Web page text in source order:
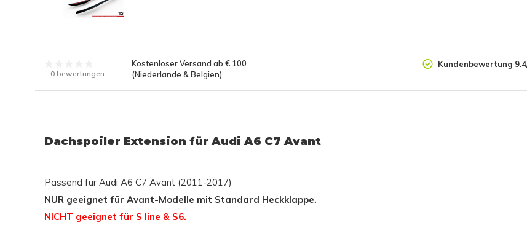
0 bewertungen
Kostenloser Versand ab € 100
(Niederlande & Belgien)
Kundenbewertung
Dachspoiler Extension für Audi A6 C7 Avant
Passend für Audi A6 C7 Avant (2011-2017)
NUR geeignet für Avant-Modelle mit Standard Heckklappe.
NICHT geeignet für S line & S6.